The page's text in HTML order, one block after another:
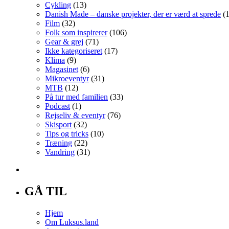
Cykling (13)
Danish Made – danske projekter, der er værd at sprede
Film (32)
Folk som inspirerer(106)
Gear & grej (71)
Ikke kategoriseret (17)
Klima (9)
Magasinet (6)
Mikroeventyr(31)
MTB (12)
På tur med familien (33)
Podcast (1)
Rejseliv & eventyr(76)
Skisport (32)
Tips og tricks (10)
Træning (22)
Vandring (31)
GÅ TIL
Hjem
Om Luksus.land